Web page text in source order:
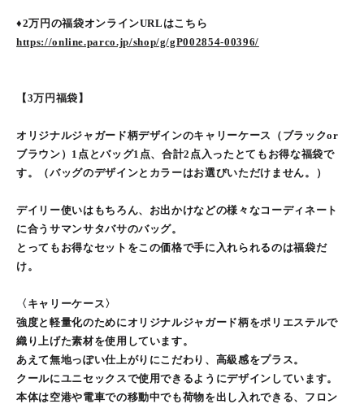
♦︎2万円の福袋オンラインURLはこちら
https://online.parco.jp/shop/g/gP002854-00396/
【3万円福袋】
オリジナルジャガード柄デザインのキャリーケース（ブラックor
ブラウン）1点とバッグ1点、合計2点入ったとてもお得な福袋で
す。（バッグのデザインとカラーはお選びいただけません。）
デイリー使いはもちろん、お出かけなどの様々なコーディネート
に合うサマンサタバサのバッグ。
とってもお得なセットをこの価格で手に入れられるのは福袋だ
け。
〈キャリーケース〉
強度と軽量化のためにオリジナルジャガード柄をポリエステルで
織り上げた素材を使用しています。
あえて無地っぽい仕上がりにこだわり、高級感をプラス。
クールにユニセックスで使用できるようにデザインしています。
本体は空港や電車での移動中でも荷物を出し入れできる、フロン